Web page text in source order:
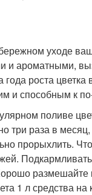
уходе
и ароматными,
роста
и способным к
поливе
три раза в
прорыхлить.
1 л средства на